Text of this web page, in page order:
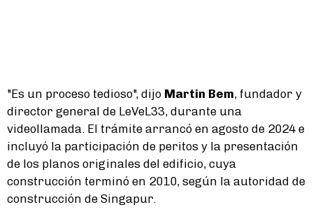
"Es un proceso tedioso", dijo Martin Bem, fundador y
director general de LeVeL33, durante una
videollamada. El trámite arrancó en agosto de 2024 e
incluyó la participación de peritos y la presentación
de los planos originales del edificio, cuya
construcción terminó en 2010, según la autoridad de
construcción de Singapur.